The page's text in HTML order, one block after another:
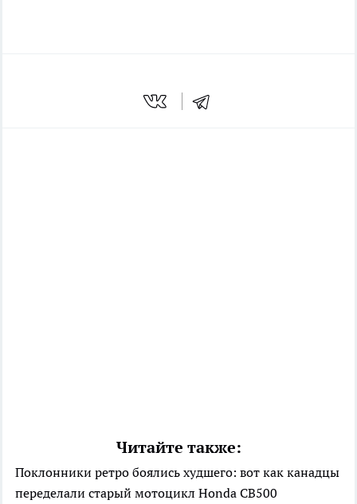
Читайте также:
Поклонники ретро боялись худшего: вот как канадцы
переделали старый мотоцикл Honda CB500